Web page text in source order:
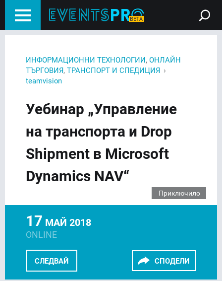
ИНФОРМАЦИОННИ ТЕХНОЛОГИИ, ОНЛАЙН
ТЪРГОВИЯ, ТРАНСПОРТ И СПЕДИЦИЯ ›
teamvision
Уебинар „Управление
на транспорта и Drop
Shipment в Microsoft
Dynamics NAV“
Приключило
СЛЕДВАЙ СПОДЕЛИ
17 МАЙ 2018
ONLINE